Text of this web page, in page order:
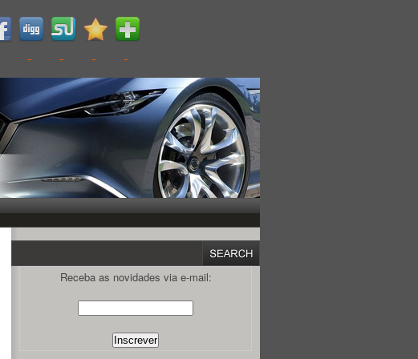
Receba as novidades via e-mail: